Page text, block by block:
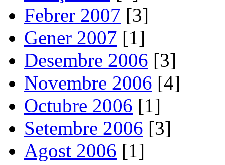
Febrer 2007 [3]
Gener 2007 [1]
Desembre 2006 [3]
Novembre 2006 [4]
Octubre 2006 [1]
Setembre 2006 [3]
Agost 2006 [1]